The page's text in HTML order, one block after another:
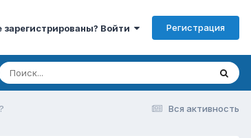
Войти Регистрация
Вся активность